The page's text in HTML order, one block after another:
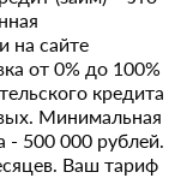
на сайте
от 0% до 100%
кредита
Минимальная
- 500 000 рублей.
Ваш тариф